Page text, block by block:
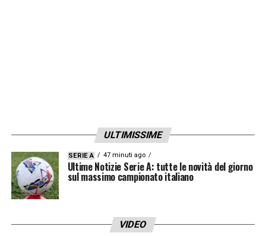
ULTIMISSIME
SERIE A 47 minuti ago
Ultime Notizie Serie A: tutte le novità del giorno
sul massimo campionato italiano
VIDEO